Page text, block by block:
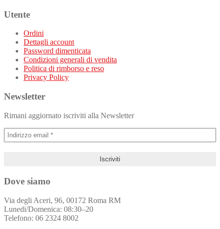
Utente
Ordini
Dettagli account
Password dimenticata
Condizioni generali di vendita
Politica di rimborso e reso
Privacy Policy
Newsletter
Rimani aggiornato iscriviti alla Newsletter
Dove siamo
Via degli Aceri, 96, 00172 Roma RM
Lunedi/Domenica: 08:30–20
Telefono: 06 2324 8002